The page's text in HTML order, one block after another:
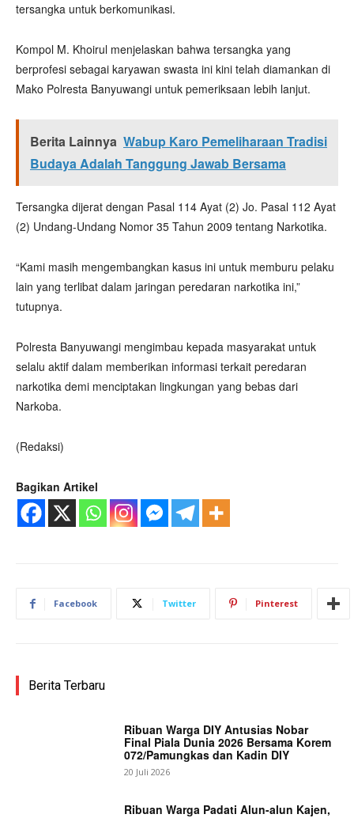
tersangka untuk berkomunikasi.
Kompol M. Khoirul menjelaskan bahwa tersangka yang
berprofesi sebagai karyawan swasta ini kini telah diamankan di
Mako Polresta Banyuwangi untuk pemeriksaan lebih lanjut.
Berita Lainnya Wabup Karo Pemeliharaan Tradisi
Budaya Adalah Tanggung Jawab Bersama
Tersangka dijerat dengan Pasal 114 Ayat (2) Jo. Pasal 112 Ayat
(2) Undang-Undang Nomor 35 Tahun 2009 tentang Narkotika.
“Kami masih mengembangkan kasus ini untuk memburu pelaku
lain yang terlibat dalam jaringan peredaran narkotika ini,”
tutupnya.
Polresta Banyuwangi mengimbau kepada masyarakat untuk
selalu aktif dalam memberikan informasi terkait peredaran
narkotika demi menciptakan lingkungan yang bebas dari
Narkoba.
(Redaksi)
Bagikan Artikel
Facebook Twitter Pinterest
Berita Terbaru
Ribuan Warga DIY Antusias Nobar
Final Piala Dunia 2026 Bersama Korem
072/Pamungkas dan Kadin DIY
20 Juli 2026
Ribuan Warga Padati Alun-alun Kajen,